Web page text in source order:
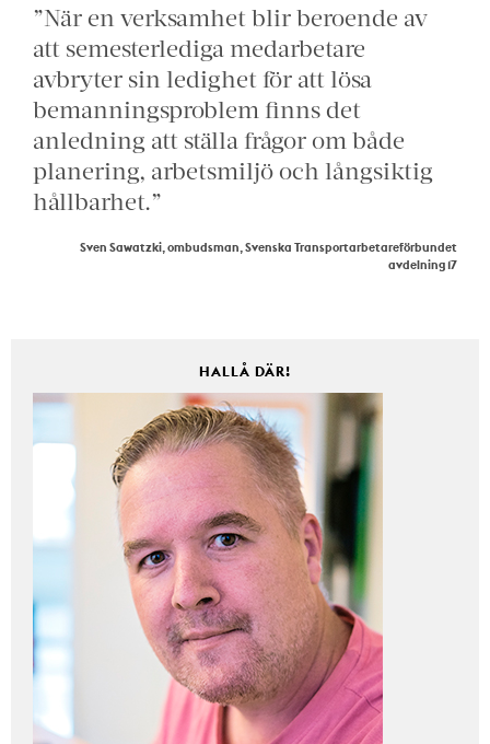
”När en verksamhet blir beroende av
att semesterlediga medarbetare
avbryter sin ledighet för att lösa
bemanningsproblem finns det
anledning att ställa frågor om både
planering, arbetsmiljö och långsiktig
hållbarhet.”
Sven Sawatzki, ombudsman, Svenska Transportarbetareförbundet
avdelning 17
HALLÅ DÄR!